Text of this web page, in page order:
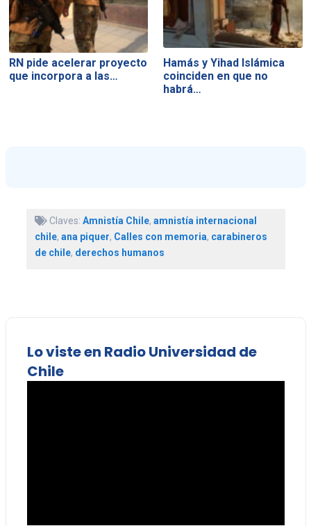
RN pide acelerar proyecto
que incorpora a las…
Hamás y Yihad Islámica
coinciden en que no
habrá…
Claves: Amnistía Chile, amnistía internacional
chile, ana piquer, Calles con memoria, carabineros
de chile, derechos humanos
Lo viste en Radio Universidad de
Chile